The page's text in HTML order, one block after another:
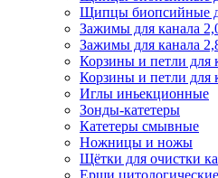
Щипцы биопсийные
Зажимы для канала
Зажимы для канала
Корзины и петли для
Корзины и петли для
Иглы иньекционные
Зонды-катетеры
Катетеры смывные
Ножницы и ножы
Щётки для очистки
Ерши цитологические